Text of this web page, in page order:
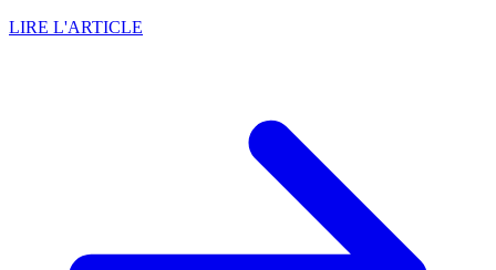
LIRE L'ARTICLE